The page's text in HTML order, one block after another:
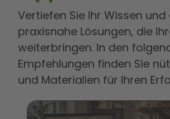
Vertiefen Sie Ihr Wissen
praxisnahe Lösungen, die
weiterbringen. In den
Empfehlungen finden Sie
und Materialien für Ihren